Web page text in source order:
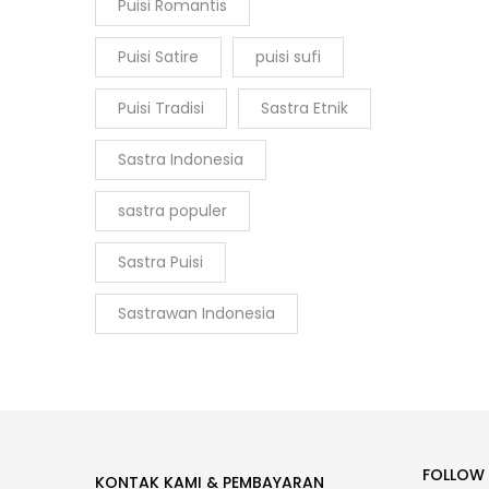
Puisi Romantis
Puisi Satire puisi sufi
Puisi Tradisi Sastra Etnik
Sastra Indonesia
sastra populer
Sastra Puisi
Sastrawan Indonesia
KONTAK KAMI & PEMBAYARAN FOLLOW